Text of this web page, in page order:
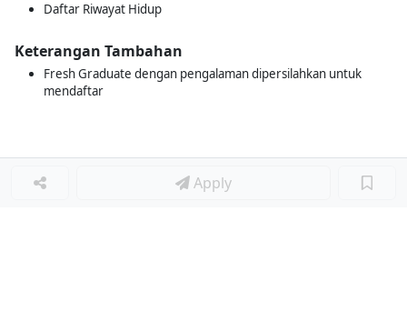
Daftar Riwayat Hidup
Keterangan Tambahan
Fresh Graduate dengan pengalaman dipersilahkan untuk
mendaftar
Apply